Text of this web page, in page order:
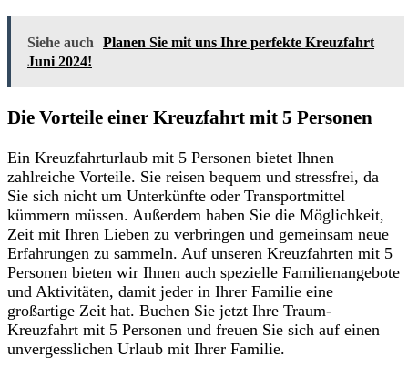
Siehe auch
Planen Sie mit uns Ihre perfekte Kreuzfahrt
Juni 2024!
Die Vorteile einer Kreuzfahrt mit 5 Personen
Ein Kreuzfahrturlaub mit 5 Personen bietet Ihnen
zahlreiche Vorteile. Sie reisen bequem und stressfrei, da
Sie sich nicht um Unterkünfte oder Transportmittel
kümmern müssen. Außerdem haben Sie die Möglichkeit,
Zeit mit Ihren Lieben zu verbringen und gemeinsam neue
Erfahrungen zu sammeln. Auf unseren Kreuzfahrten mit 5
Personen bieten wir Ihnen auch spezielle Familienangebote
und Aktivitäten, damit jeder in Ihrer Familie eine
großartige Zeit hat. Buchen Sie jetzt Ihre Traum-
Kreuzfahrt mit 5 Personen und freuen Sie sich auf einen
unvergesslichen Urlaub mit Ihrer Familie.